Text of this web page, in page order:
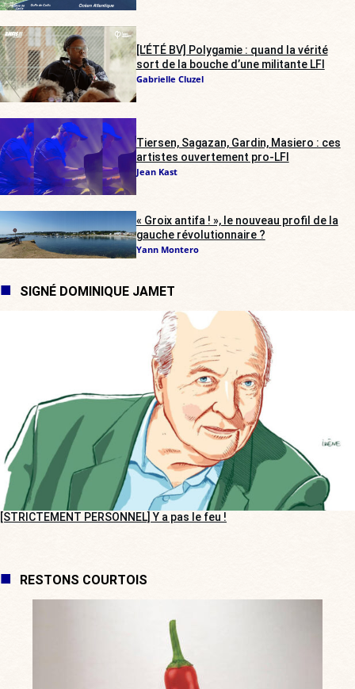
[L’ÉTÉ BV] Polygamie : quand la vérité
sort de la bouche d’une militante LFI
Gabrielle Cluzel
Tiersen, Sagazan, Gardin, Masiero : ces
artistes ouvertement pro-LFI
Jean Kast
« Groix antifa ! », le nouveau profil de la
gauche révolutionnaire ?
Yann Montero
SIGNÉ DOMINIQUE JAMET
[STRICTEMENT PERSONNEL] Y a pas le feu !
RESTONS COURTOIS